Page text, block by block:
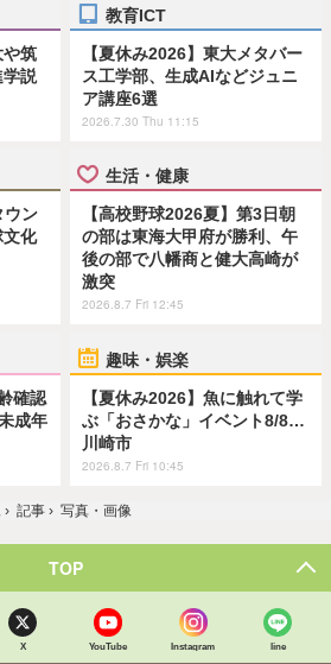
や筑
学説
教育ICT
【夏休み2026】東大メタバー
ス工学部、生成AIなどジュニ
ア講座6選
2026.7.30 Thu 11:15
ウン
文化
生活・健康
【高校野球2026夏】第3日朝
の部は東海大甲府が勝利、午
後の部で八幡商と健大高崎が
激突
2026.8.7 Fri 12:45
確認
成年
趣味・娯楽
【夏休み2026】魚に触れて学
ぶ「おさかな」イベント8/8…
川崎市
2026.8.7 Fri 10:45
› 記事 › 写真・画像
TOP
X YouTube Instagram line